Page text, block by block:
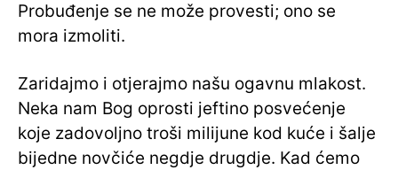
Probuđenje se ne može provesti; ono se
mora izmoliti.
Zaridajmo i otjerajmo našu ogavnu mlakost.
Neka nam Bog oprosti jeftino posvećenje
koje zadovoljno troši milijune kod kuće i šalje
bijedne novčiće negdje drugdje. Kad ćemo